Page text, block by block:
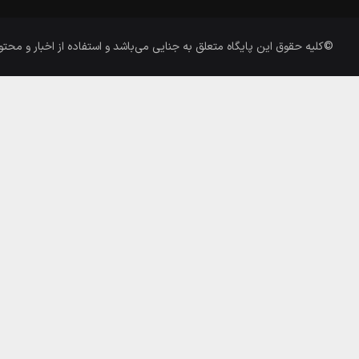
©کلیه حقوق این پایگاه متعلق به جنایی می‌باشد و استفاده از اخبار و